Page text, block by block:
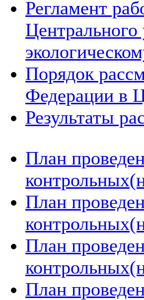
Регламент
Порядок
Федерации в
Результаты
План
План
План
План